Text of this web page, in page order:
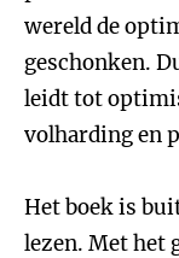
wereld de
geschonken.
leidt tot
volharding en
Het boek is
lezen. Met het